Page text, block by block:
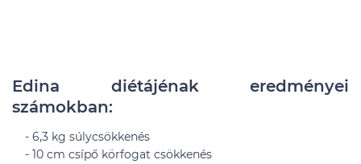
Edina diétájénak eredményei
számokban:
- 6,3 kg súlycsökkenés
- 10 cm csípő körfogat csökkenés